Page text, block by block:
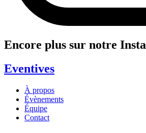
Encore plus sur notre Insta
Eventives
À propos
Évènements
Équipe
Contact